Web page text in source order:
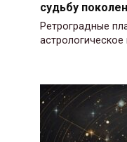
судьбу
Ретроградные
астрологическое